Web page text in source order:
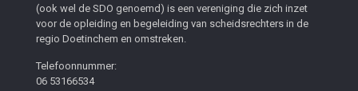
(ook wel de SDO genoemd) is een vereniging die zich inzet
voor de opleiding en begeleiding van scheidsrechters in de
regio Doetinchem en omstreken.
Telefoonnummer:
06 53166534